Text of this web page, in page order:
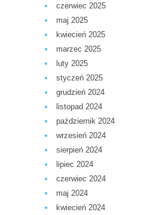
czerwiec 2025
maj 2025
kwiecień 2025
marzec 2025
luty 2025
styczeń 2025
grudzień 2024
listopad 2024
październik 2024
wrzesień 2024
sierpień 2024
lipiec 2024
czerwiec 2024
maj 2024
kwiecień 2024